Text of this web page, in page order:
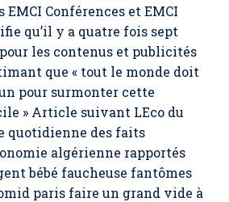
EMCI Conférences et EMCI
qu’il y a quatre fois sept
les contenus et publicités
que « tout le monde doit
pour surmonter cette
» Article suivant LEco du
quotidienne des faits
algérienne rapportés
bébé faucheuse fantômes
paris faire un grand vide à